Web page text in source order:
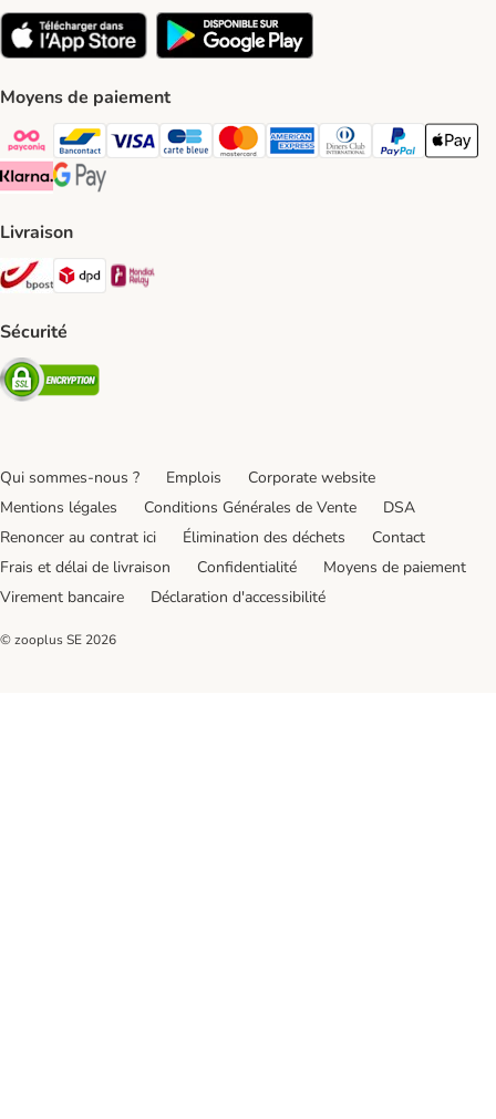
Moyens de paiement
Payconiq Payment Method
bancontact Payment Method
Visa Payment Method
carte bleue Payment Method
Master card Payment Method
American express Payment
Diners club Payment
Paypal Payment
Apple
Klarna Payment Method
Google Pay Payment Method
Livraison
Bpost Shipping Method
DPD Shipping Method
Sécurité
Security
Qui sommes-nous ? Emplois
Corporate website
Mentions légales
Conditions Générales de Vente
DSA
Renoncer au contrat ici
Élimination des déchets
Contact
Frais et délai de livraison
Confidentialité
Moyens de paiement
Virement bancaire
Déclaration d'accessibilité
© zooplus SE 2026